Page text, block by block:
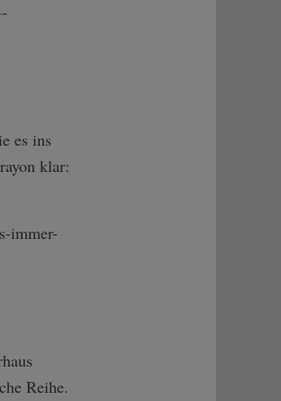
es ins
klar:
immer­-
Reihe.